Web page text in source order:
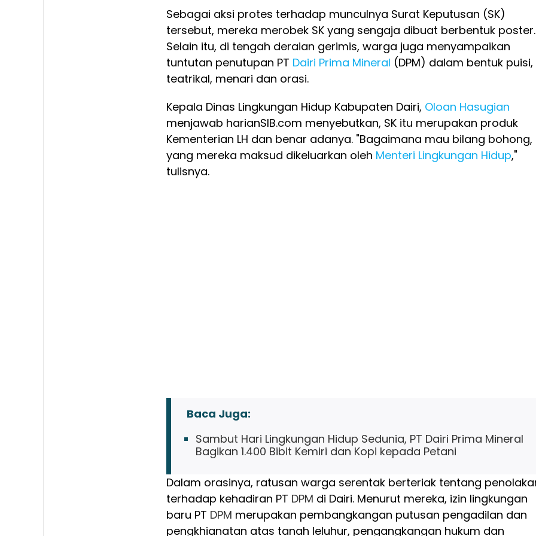
Sebagai aksi protes terhadap munculnya Surat Keputusan (SK)
tersebut, mereka merobek SK yang sengaja dibuat berbentuk poster.
Selain itu, di tengah deraian gerimis, warga juga menyampaikan
tuntutan penutupan PT Dairi Prima Mineral (DPM) dalam bentuk puisi,
teatrikal, menari dan orasi.
Kepala Dinas Lingkungan Hidup Kabupaten Dairi, Oloan Hasugian
menjawab harianSIB.com menyebutkan, SK itu merupakan produk
Kementerian LH dan benar adanya. "Bagaimana mau bilang bohong,
yang mereka maksud dikeluarkan oleh Menteri Lingkungan Hidup,"
tulisnya.
Baca Juga:
Sambut Hari Lingkungan Hidup Sedunia, PT Dairi Prima Mineral
Bagikan 1.400 Bibit Kemiri dan Kopi kepada Petani
Dalam orasinya, ratusan warga serentak berteriak tentang
terhadap kehadiran PT DPM di Dairi. Menurut mereka, izin lingkungan
baru PT DPM merupakan pembangkangan putusan pengadilan dan
pengkhianatan atas tanah leluhur, pengangkangan hukum dan